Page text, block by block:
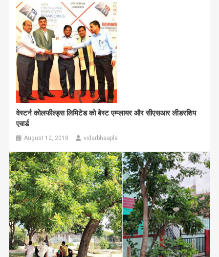
वेस्टर्न कोलफील्ड्स लिमिटेड को बेस्ट एम्प्लायर और सीएसआर लीडरशिप
एवार्ड
August 12, 2018 vidarbhaapla